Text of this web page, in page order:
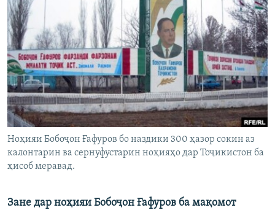
ГУЗОРИШҲОИ РАДИОӢ
Русский
ПАЙГИРӢ КУНЕД
Ҳамаи сомонаҳои RFE/RL
Ноҳияи Бобоҷон Ғафуров бо наздики 300 ҳазор сокин аз
калонтарин ва сернуфустарин ноҳияҳо дар Тоҷикистон ба
ҳисоб меравад.
Зане дар ноҳияи Бобоҷон Ғафуров ба мақомот